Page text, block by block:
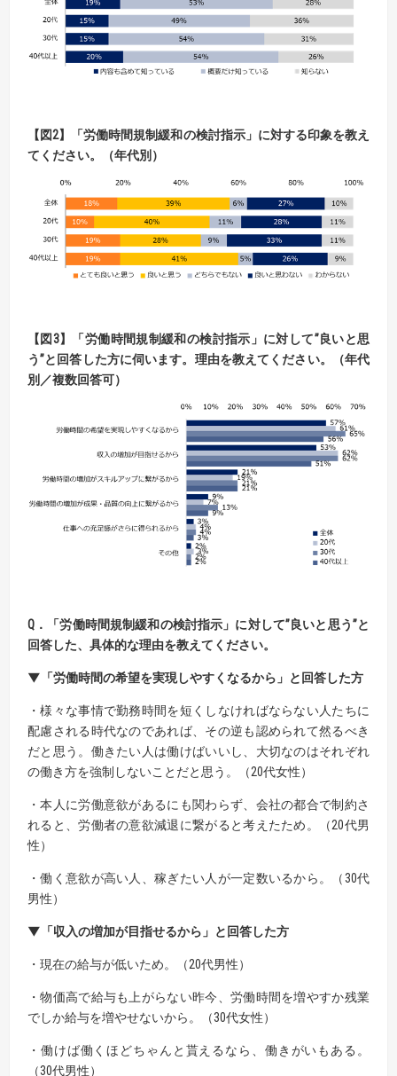
【図2】「労働時間規制緩和の検討指示」に対する印象を教え
てください。（年代別）
【 図3】「労働時間規制緩和の検討指示」 に対して”良いと思
う”と回答した方に伺います。 理由を教えてください。（年代
別／複数回答可）
Q．「労働時間規制緩和の検討指示」 に対して”良いと思う”と
回答した、具体的な理由を教えてください。
▼「労働時間の希望を実現しやすくなるから」と回答した方
・様々な事情で勤務時間を短くしなければならない人たちに
配慮される時代なのであれば、その逆も認められて然るべき
だと思う。働きたい人は働けばいいし、大切なのはそれぞれ
の働き方を強制しないことだと思う。（20代女性）
・本人に労働意欲があるにも関わらず、会社の都合で制約さ
れると、労働者の意欲減退に繋がると考えたため。（20代男
性）
・働く意欲が高い人、稼ぎたい人が一定数いるから。（30代
男性）
▼「収入の増加が目指せるから」と回答した方
・現在の給与が低いため。（20代男性）
・物価高で給与も上がらない昨今、労働時間を増やすか残業
でしか給与を増やせないから。（30代女性）
・働けば働くほどちゃんと貰えるなら、働きがいもある。
（30代男性）